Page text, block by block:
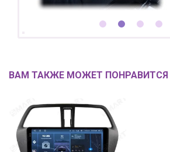
ВАМ ТАКЖЕ МОЖЕТ ПОНРАВИТСЯ